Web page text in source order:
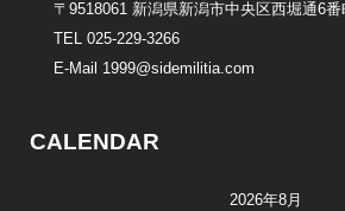
〒9518061 新潟県新潟市中央区西堀通6
TEL 025-229-3266
E-Mail 1999@sidemilitia.com
CALENDAR
2026年8月